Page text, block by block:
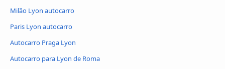
Milão Lyon autocarro
Paris Lyon autocarro
Autocarro Praga Lyon
Autocarro para Lyon de Roma